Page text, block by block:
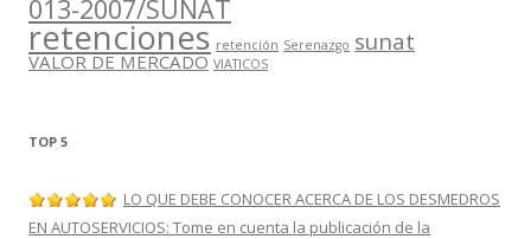
013-2007/SUNAT
retenciones retención Serenazgo sunat
VALOR DE MERCADO VIATICOS
TOP 5
LO QUE DEBE CONOCER ACERCA DE LOS DESMEDROS
EN AUTOSERVICIOS: Tome en cuenta la publicación de la